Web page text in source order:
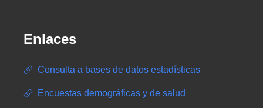
Enlaces
Consulta a bases de datos estadísticas
Encuestas demográficas y de salud